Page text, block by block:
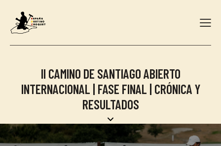
II CAMINO DE SANTIAGO ABIERTO
INTERNACIONAL | FASE FINAL | CRÓNICA Y
RESULTADOS